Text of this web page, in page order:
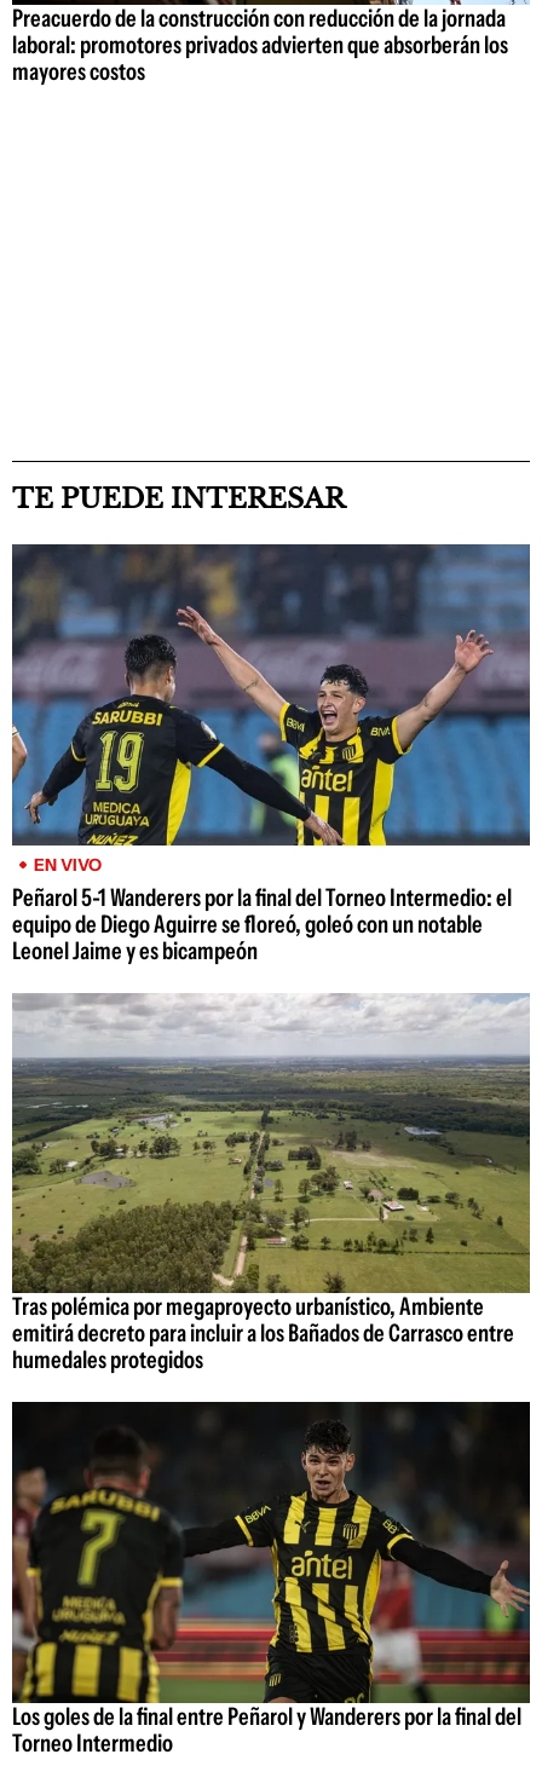
Preacuerdo de la construcción con reducción de la jornada
laboral: promotores privados advierten que absorberán los
mayores costos
TE PUEDE INTERESAR
EN VIVO
Peñarol 5-1 Wanderers por la final del Torneo Intermedio: el
equipo de Diego Aguirre se floreó, goleó con un notable
Leonel Jaime y es bicampeón
Tras polémica por megaproyecto urbanístico, Ambiente
emitirá decreto para incluir a los Bañados de Carrasco entre
humedales protegidos
Los goles de la final entre Peñarol y Wanderers por la final del
Torneo Intermedio